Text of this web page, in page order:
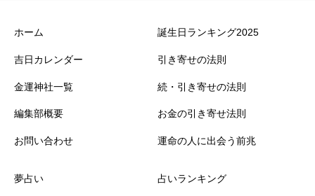
ホーム
吉日カレンダー
金運神社一覧
編集部概要
お問い合わせ
誕生日ランキング2025
引き寄せの法則
続・引き寄せの法則
お金の引き寄せ法則
運命の人に出会う前兆
夢占い 占いランキング